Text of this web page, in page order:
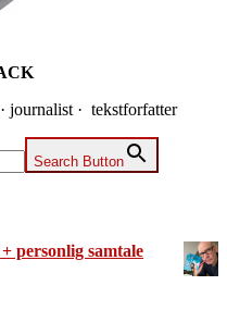
journalist · tekstforfatter
Search Button
personlig samtale